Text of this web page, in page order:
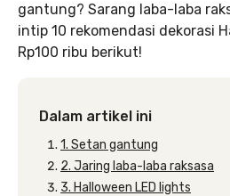
gantung? Sarang laba-laba
intip 10 rekomendasi dekorasi
Rp100 ribu berikut!
Dalam artikel ini
1. Setan gantung
2. Jaring laba-laba raksasa
3. Halloween LED lights